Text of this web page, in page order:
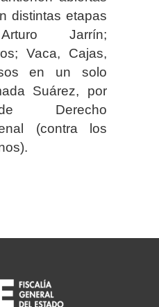
distintas etapas
Jarrín;
Vaca, Cajas,
en un solo
Suárez, por
Derecho
(contra los